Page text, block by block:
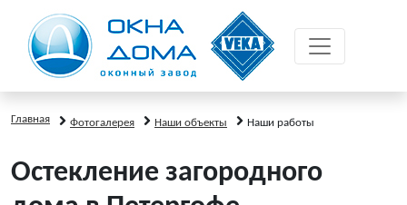
Главная Фотогалерея Наши объекты Наши работы
Остекление загородного